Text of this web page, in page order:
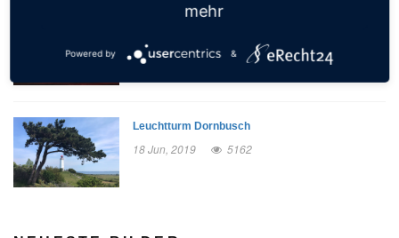
03 Nov, 2020
Leuchtturm Dornbusch
18 Jun, 2019 5162
mehr
Powered by &